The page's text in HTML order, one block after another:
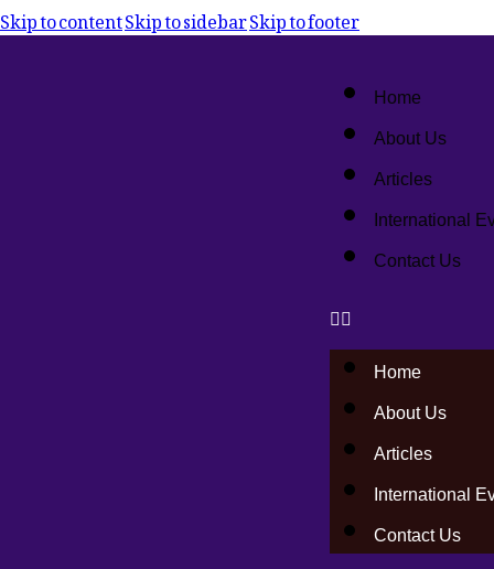
Skip to contentSkip to sidebarSkip to footer
Home
About Us
Articles
International
Contact Us
Home
About Us
Articles
International
Contact Us